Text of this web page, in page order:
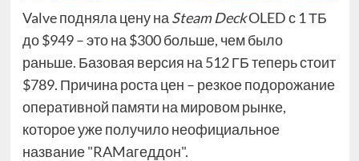
Valve подняла цену на Steam DeckOLED с 1 ТБ
до $949 – это на $300 больше, чем было
раньше. Базовая версия на 512 ГБ теперь стоит
$789. Причина роста цен – резкое подорожание
оперативной памяти на мировом рынке,
которое уже получило неофициальное
название "RAMагеддон".